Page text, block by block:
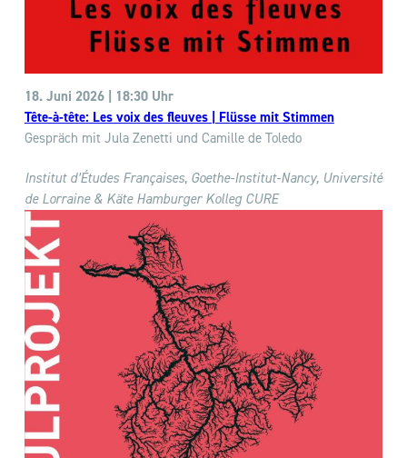
18. Juni 2026 | 18:30 Uhr
Tête-à-tête: Les voix des fleuves | Flüsse mit Stimmen
Gespräch mit Jula Zenetti und Camille de Toledo
Institut d’Études Françaises, Goethe-Institut-Nancy, Université
de Lorraine & Käte Hamburger Kolleg CURE